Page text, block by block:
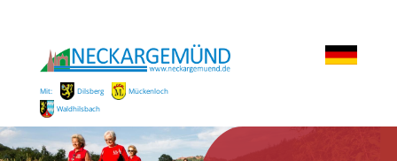
Mit: Dilsberg
Mückenloch
Waldhilsbach